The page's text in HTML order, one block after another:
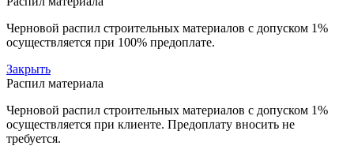
Черновой распил строительных материалов с допуском 1%
осуществляется при 100% предоплате.
Закрыть
Распил материала
Черновой распил строительных материалов с допуском 1%
осуществляется при клиенте. Предоплату вносить не
требуется.